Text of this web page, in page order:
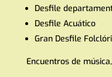
Desfile
Desfile Acuático
Gran Desfile
Encuentros de